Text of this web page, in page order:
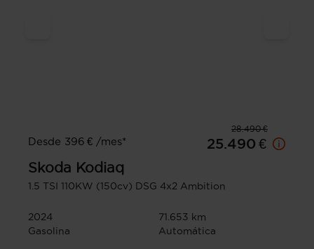
28.490 €
Desde 396 € /mes*
25.490 €
Skoda Kodiaq
1.5 TSI 110KW (150cv) DSG 4x2 Ambition
2024
71.653 km
Gasolina
Automática